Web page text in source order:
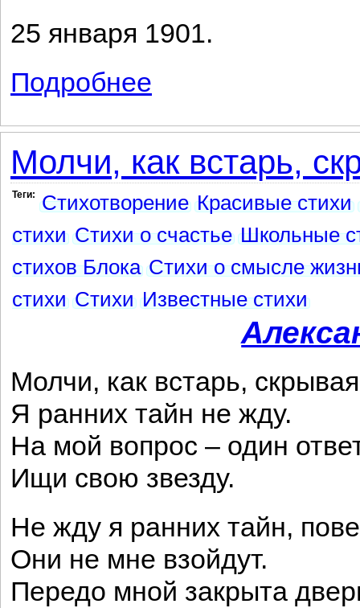
25 января 1901.
Подробнее
Молчи, как встарь,
Теги: Стихотворение Красивые стихи
стихи Стихи о счастье Школьные
стихов Блока Стихи о смысле
стихи Стихи Известные стихи
Молчи, как встарь,
Я ранних тайн не жду.
На мой вопрос – один
Ищи свою звезду.
Не жду я ранних тайн,
Они не мне взойдут.
Передо мной закрыта